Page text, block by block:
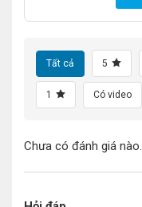
Tất cả 5
1 Có video
Chưa có đánh giá nào.